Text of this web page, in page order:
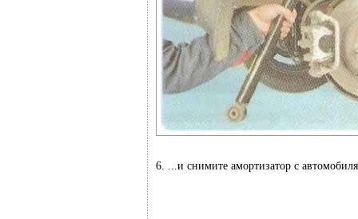
6. ...и снимите амортизатор с